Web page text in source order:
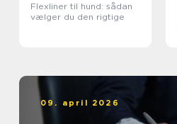
Flexliner til hund: sådan
vælger du den rigtige
09. april 2026